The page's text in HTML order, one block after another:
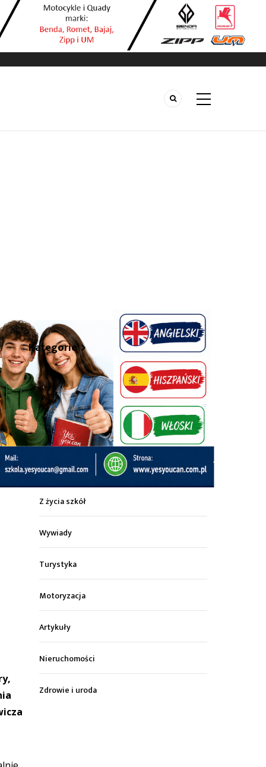
Kategorie
Z życia miasta
Sport
Kultura
Wiadomości z regionu
Z życia szkół
Wywiady
Turystyka
Motoryzacja
Artykuły
Nieruchomości
Zdrowie i uroda